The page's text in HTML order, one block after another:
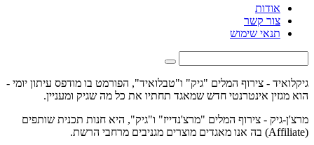
אודות
צור קשר
תנאי שימוש
גיקלואיד - צירוף המלים "גיק" ו"טבלואיד", הפורמט בו מודפס עיתון יומי -
הוא מגזין אינטרנטי חדש שמאגד תחתיו את כל מה שגיק ומעניין.
מרצ'ן-גיק - צירוף המלים "מרצ'נדייז" ו"גיק", היא חנות תכנית שותפים
(Affiliate) בה אנו מאגדים מוצרים מגניבים מרחבי הרשת.